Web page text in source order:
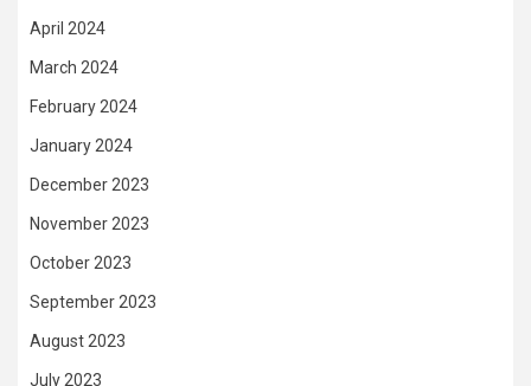
April 2024
March 2024
February 2024
January 2024
December 2023
November 2023
October 2023
September 2023
August 2023
July 2023